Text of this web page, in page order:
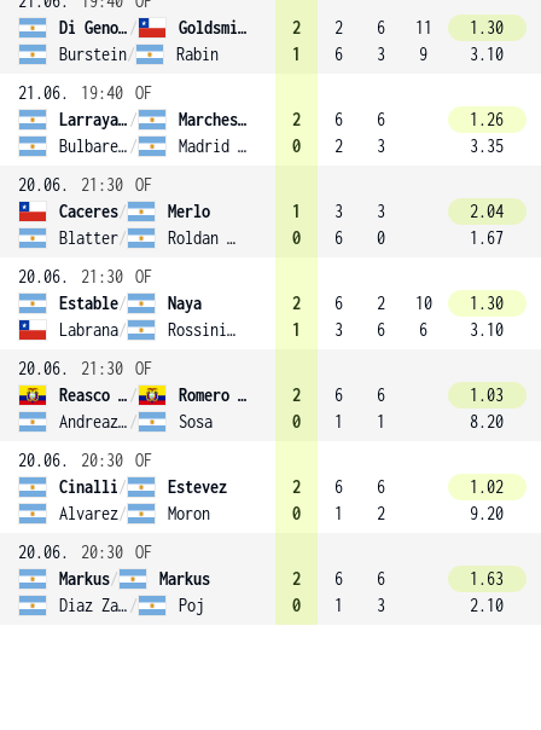
Di Genova /
Goldsmith Weinreich
Burstein/ Rabin
2
1
2
6
6
3
11
9
1.30
3.10
21.06.
19:40 OF
Larraya Guidi /
Marchesini
Bulbarella / Madrid Rocca
2
0
6
2
6
3
1.26
3.35
20.06.
21:30 OF
Caceres/
Merlo
Blatter/ Roldan Santander (4)
1
0
3
6
3
0
2.04
1.67
20.06.
21:30 OF
Estable/
Naya
Labrana/ Rossini (3)
2
1
6
3
2
6
10
6
1.30
3.10
20.06.
21:30 OF
Reasco Gonzalez /
Romero (2)
Andreazzini / Sosa
2
0
6
1
6
1
1.03
8.20
20.06.
20:30 OF
Cinalli/
Estevez
Alvarez/ Moron
2
0
6
1
6
2
1.02
9.20
20.06.
20:30 OF
Markus/
Markus
Diaz Zayas / Poj
2
0
6
1
6
3
1.63
2.10